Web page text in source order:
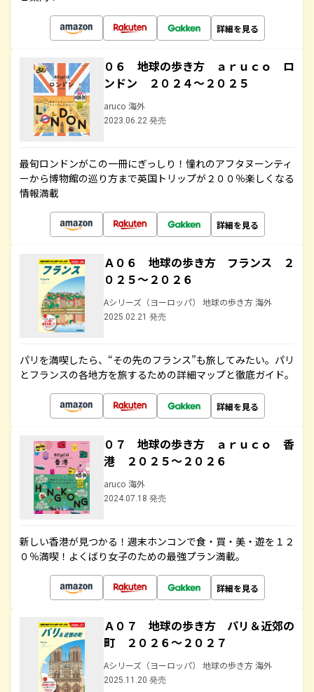
詳細を見る
０６ 地球の歩き方 ａｒｕｃｏ ロ
ンドン ２０２４～２０２５
aruco 海外
2023.06.22 発売
最旬ロンドンがこの一冊にぎっしり！憧れのアフタヌーンティ
ーから博物館の巡り方まで英国トリップが２００％楽しくなる
情報満載
詳細を見る
Ａ０６ 地球の歩き方 フランス ２
０２５～２０２６
Aシリーズ（ヨーロッパ） 地球の歩き方 海外
2025.02.21 発売
パリを満喫したら、“その先のフランス”も旅してみたい。パリ
とフランスの各地方を旅するための詳細マップと徹底ガイド。
詳細を見る
０７ 地球の歩き方 ａｒｕｃｏ 香
港 ２０２５～２０２６
aruco 海外
2024.07.18 発売
新しい香港が見つかる！週末ホンコンで食・買・美・遊を１２
０％満喫！よくばり女子のための最強プラン満載。
詳細を見る
Ａ０７ 地球の歩き方 パリ＆近郊の
町 ２０２６～２０２７
Aシリーズ（ヨーロッパ） 地球の歩き方 海外
2025.11.20 発売